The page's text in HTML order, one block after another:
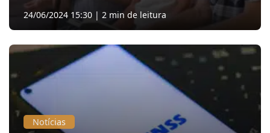
24/06/2024 15:30 | 2 min de leitura
Notícias